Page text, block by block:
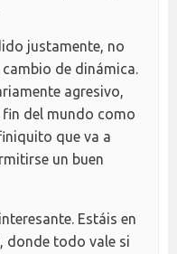
justamente, no
de dinámica.
agresivo,
del mundo como
que va a
un buen
Estáis en
donde todo vale si